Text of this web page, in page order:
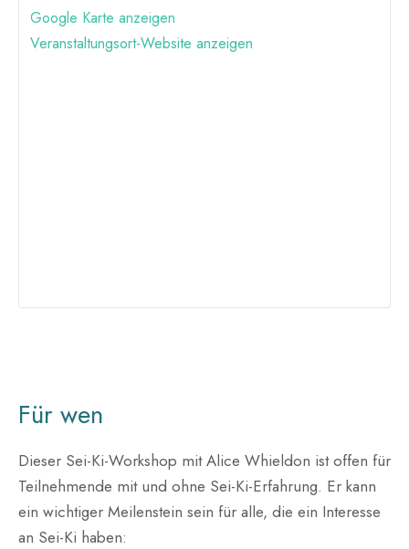
Google Karte anzeigen
Veranstaltungsort-Website anzeigen
Für wen
Dieser Sei-Ki-Workshop mit Alice Whieldon ist offen für
Teilnehmende mit und ohne Sei-Ki-Erfahrung. Er kann
ein wichtiger Meilenstein sein für alle, die ein Interesse
an Sei-Ki haben: